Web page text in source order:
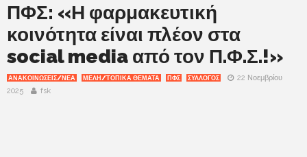
ΠΦΣ: «Η φαρμακευτική
κοινότητα είναι πλέον στα
social media από τον Π.Φ.Σ.!»
ΑΝΑΚΟΙΝΩΣΕΙΣ/ΝΕΑ ΜΕΛΗ/ΤΟΠΙΚΑ ΘΕΜΑΤΑ ΠΦΣ ΣΥΛΛΟΓΟΣ
22 Νοεμβρίου
2025
fsk